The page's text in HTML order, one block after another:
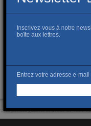
les flêches gauche et droite de votre